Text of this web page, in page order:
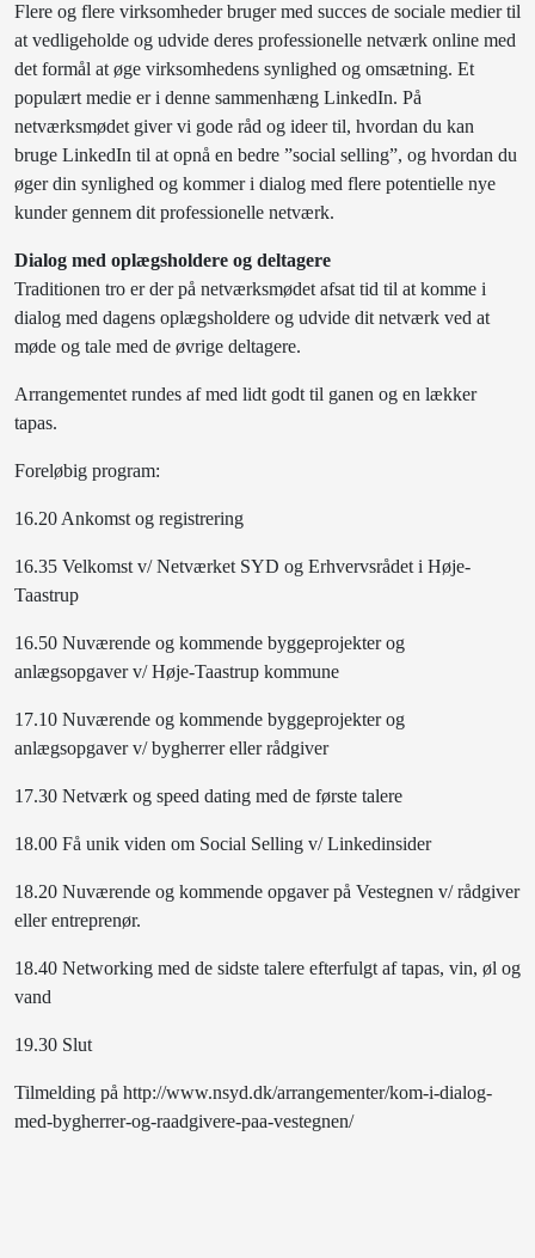
Flere og flere virksomheder bruger med succes de sociale medier til
at vedligeholde og udvide deres professionelle netværk online med
det formål at øge virksomhedens synlighed og omsætning. Et
populært medie er i denne sammenhæng LinkedIn. På
netværksmødet giver vi gode råd og ideer til, hvordan du kan
bruge LinkedIn til at opnå en bedre ”social selling”, og hvordan du
øger din synlighed og kommer i dialog med flere potentielle nye
kunder gennem dit professionelle netværk.
Dialog med oplægsholdere og deltagere
Traditionen tro er der på netværksmødet afsat tid til at komme i
dialog med dagens oplægsholdere og udvide dit netværk ved at
møde og tale med de øvrige deltagere.
Arrangementet rundes af med lidt godt til ganen og en lækker
tapas.
Foreløbig program:
16.20 Ankomst og registrering
16.35 Velkomst v/ Netværket SYD og Erhvervsrådet i Høje-
Taastrup
16.50 Nuværende og kommende byggeprojekter og
anlægsopgaver v/ Høje-Taastrup kommune
17.10 Nuværende og kommende byggeprojekter og
anlægsopgaver v/ bygherrer eller rådgiver
17.30 Netværk og speed dating med de første talere
18.00 Få unik viden om Social Selling v/ Linkedinsider
18.20 Nuværende og kommende opgaver på Vestegnen v/ rådgiver
eller entreprenør.
18.40 Networking med de sidste talere efterfulgt af tapas, vin, øl og
vand
19.30 Slut
Tilmelding på http://www.nsyd.dk/arrangementer/kom-i-dialog-
med-bygherrer-og-raadgivere-paa-vestegnen/